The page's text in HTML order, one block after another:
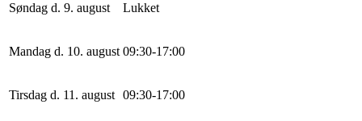
Søndag d. 9. august Lukket
Mandag d. 10. august 09:30-17:00
Tirsdag d. 11. august 09:30-17:00